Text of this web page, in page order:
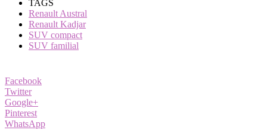
TAGS
Renault Austral
Renault Kadjar
SUV compact
SUV familial
Facebook
Twitter
Google+
Pinterest
WhatsApp